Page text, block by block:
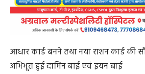
आधार कार्ड बनने तथा नया राशन कार्ड की
अभिभूत हुई दामिन बाई एवं इयन बाई